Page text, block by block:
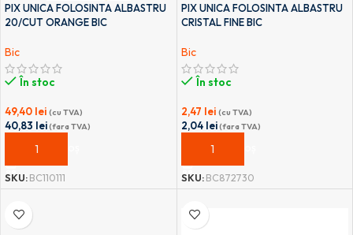
PIX UNICA FOLOSINTA ALBASTRU
20/CUT ORANGE BIC
Bic
În stoc
49,40 lei (cu TVA)
40,83 lei(fara TVA)
ADAUGĂ ÎN COȘ
SKU:BC110111
PIX UNICA FOLOSINTA ALBASTRU
CRISTAL FINE BIC
Bic
În stoc
2,47 lei (cu TVA)
2,04 lei(fara TVA)
ADAUGĂ ÎN COȘ
SKU:BC872730